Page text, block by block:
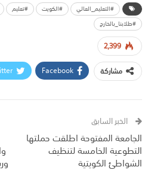
#التعليم_العالي #الكويت #تعليم
#طلابنا_بالخارج
2,399
مشاركة
Facebook
الخبر السابق
الجامعة المفتوحة اطلقت حملتها
التطوعية الخامسة لتنظيف
الشواطئ الكويتية